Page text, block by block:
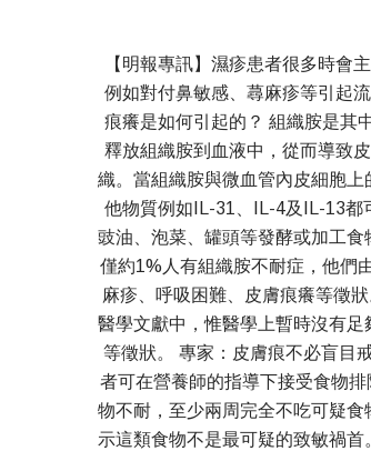
【明報專訊】濕疹患者很多時會
例如對付鼻敏感、蕁麻疹等引起
痕癢是如何引起的？ 組織胺是其
釋放組織胺到血液中，從而導致
織。當組織胺與微血管內皮細胞
他物質例如IL-31、IL-4及IL-13都
豉油、泡菜、罐頭等發酵或加工
僅約1%人有組織胺不耐症，他們
麻疹、呼吸困難、皮膚痕癢等徵
醫學文獻中，惟醫學上暫時沒有
等徵狀。 專家：皮膚痕不必盲目
者可在營養師的指導下接受食物
物不耐，至少兩周完全不吃可疑
示這類食物不是最可疑的致敏禍